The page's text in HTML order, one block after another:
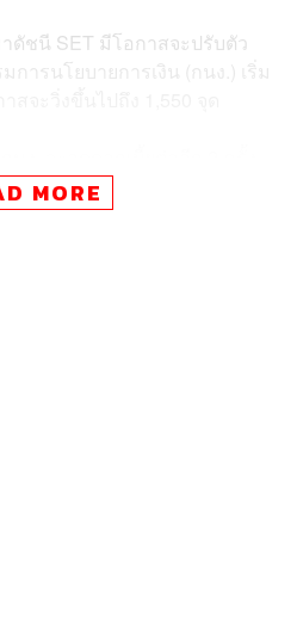
ดัชนี SET มีโอกาสจะปรับตัว
ารนโยบายการเงิน (กนง.) เริ่ม
ดือนธันวาคมและมกราคม ครั้ง
MORE